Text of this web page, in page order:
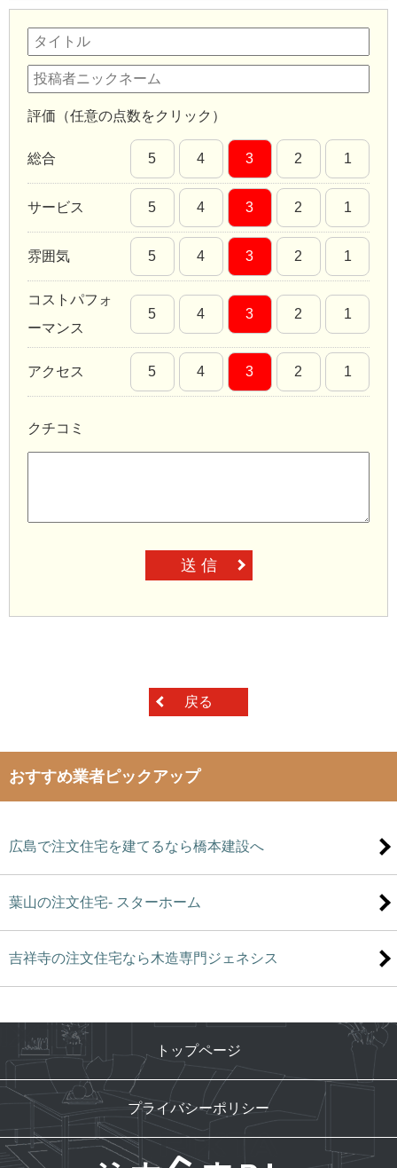
評価（任意の点数をクリック）
総合 5 4 3 2 1
サービス 5 4 3 2 1
雰囲気 5 4 3 2 1
コストパフォ
ーマンス
5 4 3 2 1
アクセス 5 4 3 2 1
クチコミ
送 信
戻る
おすすめ業者ピックアップ
広島で注文住宅を建てるなら橋本建設へ
葉山の注文住宅- スターホーム
吉祥寺の注文住宅なら木造専門ジェネシス
トップページ
プライバシーポリシー